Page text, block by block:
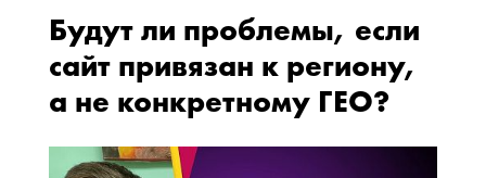
Будут ли проблемы, если
сайт привязан к региону,
а не конкретному ГЕО?